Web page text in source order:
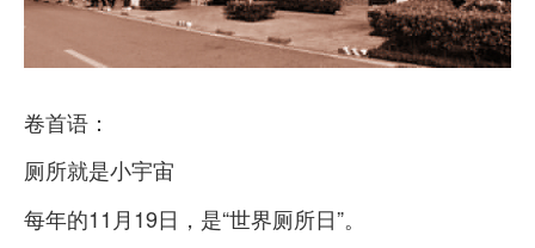
卷首语：
厕所就是小宇宙
每年的11月19日，是“世界厕所日”。